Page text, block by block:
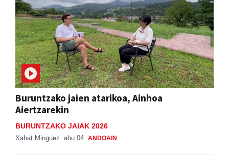
Buruntzako jaien atarikoa, Ainhoa
Aiertzarekin
BURUNTZAKO JAIAK 2026
Xabat Minguez abu 04 ANDOAIN